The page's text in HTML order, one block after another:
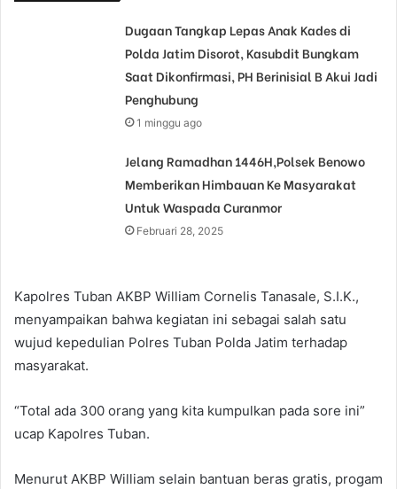
Dugaan Tangkap Lepas Anak Kades di
Polda Jatim Disorot, Kasubdit Bungkam
Saat Dikonfirmasi, PH Berinisial B Akui Jadi
Penghubung
1 minggu ago
Jelang Ramadhan 1446H,Polsek Benowo
Memberikan Himbauan Ke Masyarakat
Untuk Waspada Curanmor
Februari 28, 2025
Kapolres Tuban AKBP William Cornelis Tanasale, S.I.K.,
menyampaikan bahwa kegiatan ini sebagai salah satu
wujud kepedulian Polres Tuban Polda Jatim terhadap
masyarakat.
“Total ada 300 orang yang kita kumpulkan pada sore ini”
ucap Kapolres Tuban.
Menurut AKBP William selain bantuan beras gratis, progam